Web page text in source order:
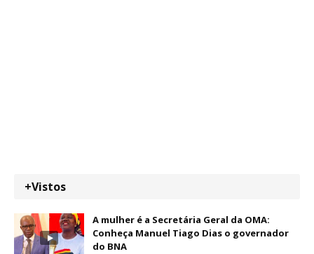
+Vistos
A mulher é a Secretária Geral da OMA:
Conheça Manuel Tiago Dias o governador
do BNA